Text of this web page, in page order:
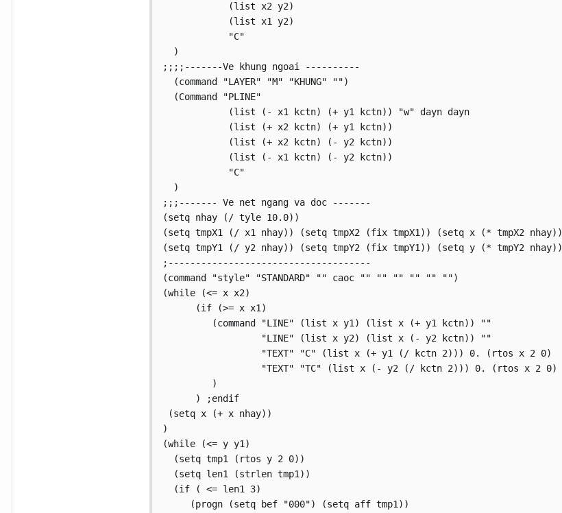
            (list x2 y2)
            (list x1 y2)
            "C"
  )
;;;;-------Ve khung ngoai ----------
  (command "LAYER" "M" "KHUNG" "")
  (Command "PLINE"
            (list (- x1 kctn) (+ y1 kctn)) "w" dayn dayn
            (list (+ x2 kctn) (+ y1 kctn))
            (list (+ x2 kctn) (- y2 kctn))
            (list (- x1 kctn) (- y2 kctn))
            "C"
  )
;;;------- Ve net ngang va doc -------
(setq nhay (/ tyle 10.0))
(setq tmpX1 (/ x1 nhay)) (setq tmpX2 (fix tmpX1)) (setq x (* tmpX2 nhay))
(setq tmpY1 (/ y2 nhay)) (setq tmpY2 (fix tmpY1)) (setq y (* tmpY2 nhay))
;-------------------------------------
(command "style" "STANDARD" "" caoc "" "" "" "" "" "")
(while (<= x x2)
      (if (>= x x1)
         (command "LINE" (list x y1) (list x (+ y1 kctn)) ""
                  "LINE" (list x y2) (list x (- y2 kctn)) ""
                  "TEXT" "C" (list x (+ y1 (/ kctn 2))) 0. (rtos x 2 0)
                  "TEXT" "TC" (list x (- y2 (/ kctn 2))) 0. (rtos x 2 0)
         )
      ) ;endif
(setq x (+ x nhay))
)
(while (<= y y1)
  (setq tmp1 (rtos y 2 0))
  (setq len1 (strlen tmp1))
  (if ( <= len1 3)
     (progn (setq bef "000") (setq aff tmp1))